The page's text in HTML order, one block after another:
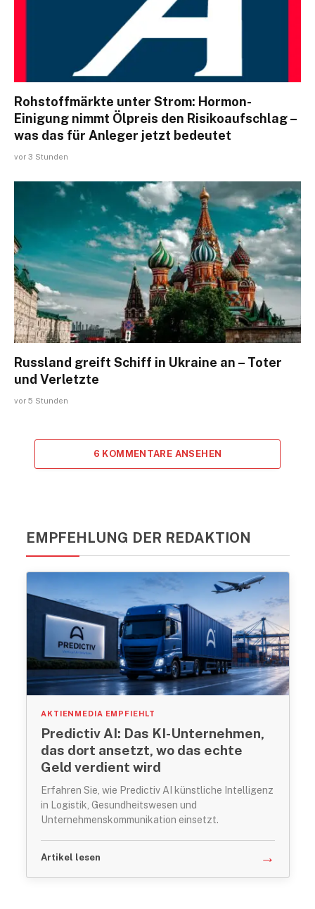
Rohstoffmärkte unter Strom: Hormon-
Einigung nimmt Ölpreis den Risikoaufschlag –
was das für Anleger jetzt bedeutet
vor 3 Stunden
Russland greift Schiff in Ukraine an – Toter
und Verletzte
vor 5 Stunden
6 KOMMENTARE ANSEHEN
EMPFEHLUNG DER REDAKTION
AKTIENMEDIA EMPFIEHLT
Predictiv AI: Das KI-Unternehmen,
das dort ansetzt, wo das echte
Geld verdient wird
Erfahren Sie, wie Predictiv AI künstliche Intelligenz
in Logistik, Gesundheitswesen und
Unternehmenskommunikation einsetzt.
Artikel lesen →